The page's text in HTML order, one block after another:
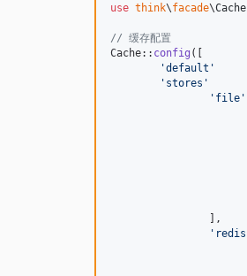
use think\facade\Cache
// 缓存配置
Cache:: config ([
'default '
' stores '
' file '
' redis